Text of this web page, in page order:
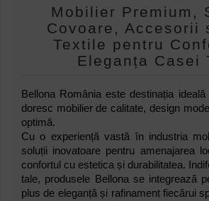
Mobilier Premium,
Covoare, Accesorii
Textile pentru
Eleganța Casei
Bellona România este destinația
doresc mobilier de calitate, design
optimă.
Cu o experiență vastă în industria
soluții inovatoare pentru amenajarea
confortul cu estetica și durabilitatea.
tale, produsele Bellona se integrează
plus de eleganță și rafinament fiecărui